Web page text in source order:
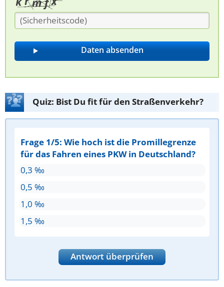
Quiz: Bist Du fit für den Straßenverkehr?
Frage 1/5: Wie hoch ist die Promillegrenze
für das Fahren eines PKW in Deutschland?
0,3 ‰
0,5 ‰
1,0 ‰
1,5 ‰
Antwort überprüfen